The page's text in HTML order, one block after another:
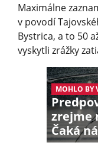
Maximálne
v povodí
Bystrica, a to 50
vyskytli zrážky
MOHLO BY
zrejme
Čaká